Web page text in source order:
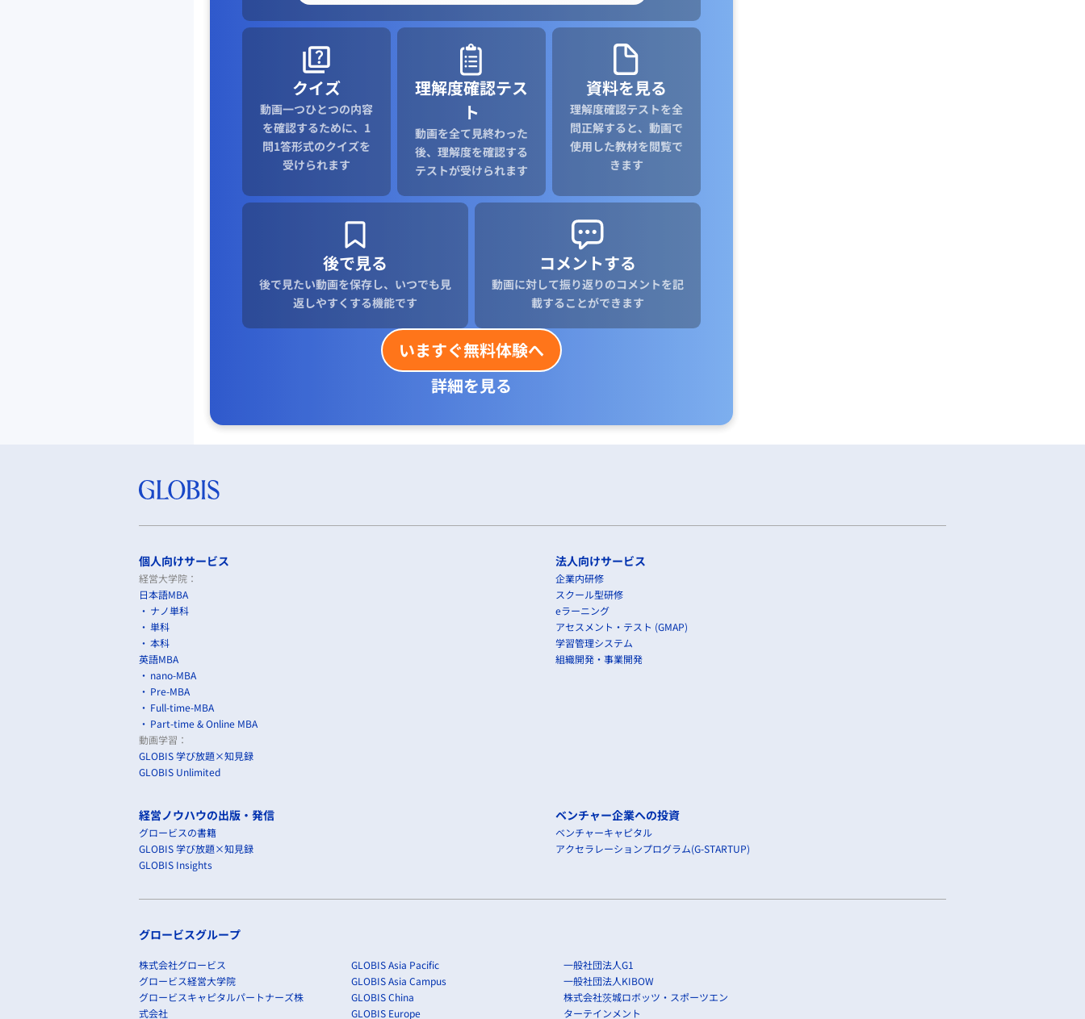
クイズ
動画一つひとつの内容
を確認するために、1
問1答形式のクイズを
受けられます
理解度確認テス
ト
動画を全て見終わった
後、理解度を確認する
テストが受けられます
資料を見る
理解度確認テストを全
問正解すると、動画で
使用した教材を閲覧で
きます
後で見る
後で見たい動画を保存し、いつでも見
返しやすくする機能です
コメントする
動画に対して振り返りのコメントを記
載することができます
いますぐ無料体験へ
詳細を見る
個人向けサービス
経営大学院：
日本語MBA
ナノ単科
単科
本科
英語MBA
nano-MBA
Pre-MBA
Full-time-MBA
Part-time & Online MBA
動画学習：
GLOBIS 学び放題×知見録
GLOBIS Unlimited
法人向けサービス
企業内研修
スクール型研修
eラーニング
アセスメント・テスト (GMAP)
学習管理システム
組織開発・事業開発
経営ノウハウの出版・発信
グロービスの書籍
GLOBIS 学び放題×知見録
GLOBIS Insights
ベンチャー企業への投資
ベンチャーキャピタル
アクセラレーションプログラム(G-STARTUP)
グロービスグループ
株式会社グロービス
グロービス経営大学院
グロービスキャピタルパートナーズ株
式会社
GLOBIS Asia Pacific
GLOBIS Asia Campus
GLOBIS China
GLOBIS Europe
一般社団法人G1
一般社団法人KIBOW
株式会社茨城ロボッツ・スポーツエン
ターテインメント